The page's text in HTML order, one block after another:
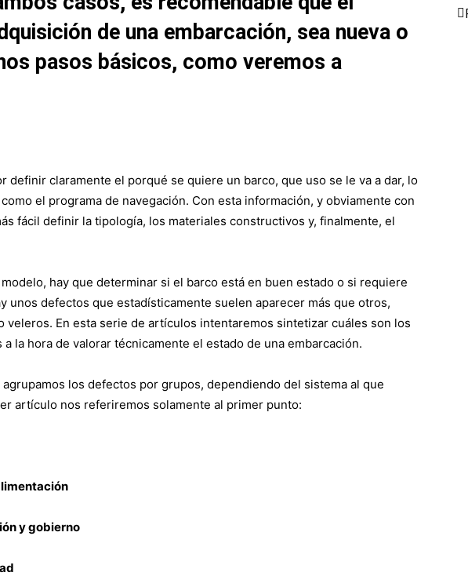
de una embarcación, sea nueva o
pasos básicos, como veremos a
definir claramente el porqué se quiere un barco, que uso se le va a dar, lo
el programa de navegación. Con esta información, y obviamente con
fácil definir la tipología, los materiales constructivos y, finalmente, el
hay que determinar si el barco está en buen estado o si requiere
unos defectos que estadísticamente suelen aparecer más que otros,
veleros. En esta serie de artículos intentaremos sintetizar cuáles son los
la hora de valorar técnicamente el estado de una embarcación.
los defectos por grupos, dependiendo del sistema al que
artículo nos referiremos solamente al primer punto:
y gobierno